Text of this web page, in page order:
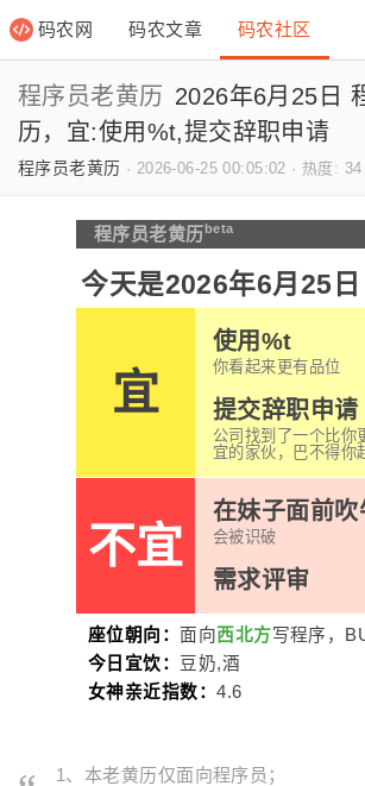
码农网 码农文章 码农社区
程序员老黄历 2026年6月25日
历，宜:使用%t,提交辞职申请
程序员老黄历 · 2026-06-25 00:05:02 · 热度: 34
程序员老黄历 beta
今天是2026年6月25日
宜
使用%t
你看起来更有品位
提交辞职申请
公司找到了一个比你
宜的家伙，巴不得你
不宜
在妹子面前吹
会被识破
需求评审
座位朝向： 面向西北方写程序，
今日宜饮：
豆奶,酒
女神亲近指数：4.6
1、本老黄历仅面向程序员；